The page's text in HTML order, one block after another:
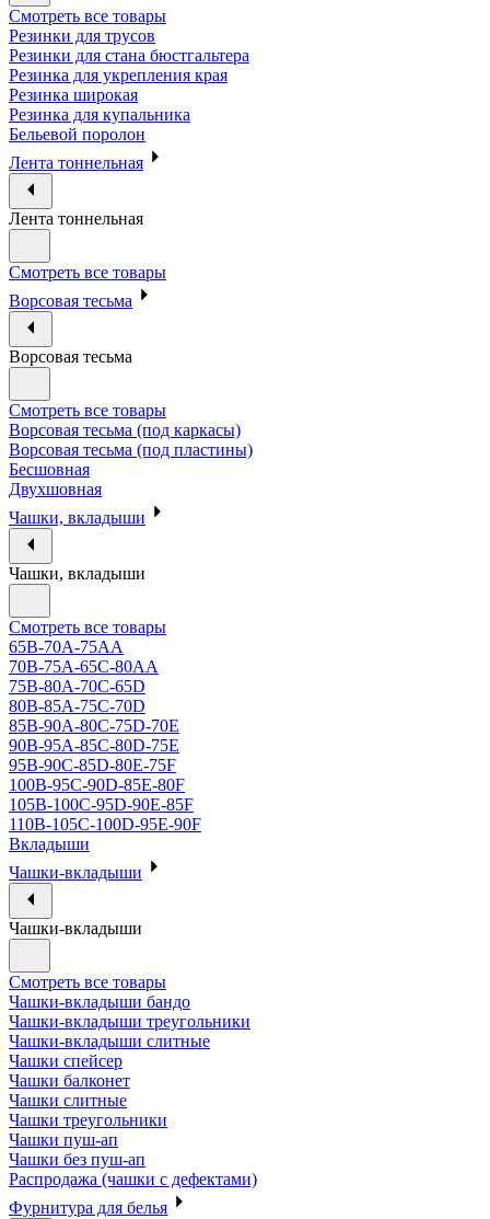
Смотреть все товары
Резинки для трусов
Резинки для стана бюстгальтера
Резинка для укрепления края
Резинка широкая
Резинка для купальника
Бельевой поролон
Лента тоннельная
Лента тоннельная
Смотреть все товары
Ворсовая тесьма
Ворсовая тесьма
Смотреть все товары
Ворсовая тесьма (под каркасы)
Ворсовая тесьма (под пластины)
Бесшовная
Двухшовная
Чашки, вкладыши
Чашки, вкладыши
Смотреть все товары
65B-70A-75АА
70В-75А-65С-80АА
75В-80А-70С-65D
80В-85А-75С-70D
85В-90А-80С-75D-70E
90B-95A-85C-80D-75E
95B-90C-85D-80E-75F
100B-95C-90D-85E-80F
105B-100C-95D-90E-85F
110B-105C-100D-95E-90F
Вкладыши
Чашки-вкладыши
Чашки-вкладыши
Смотреть все товары
Чашки-вкладыши бандо
Чашки-вкладыши треугольники
Чашки-вкладыши слитные
Чашки спейсер
Чашки балконет
Чашки слитные
Чашки треугольники
Чашки пуш-ап
Чашки без пуш-ап
Распродажа (чашки с дефектами)
Фурнитура для белья